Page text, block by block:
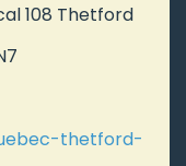
108 Thetford
thetford-